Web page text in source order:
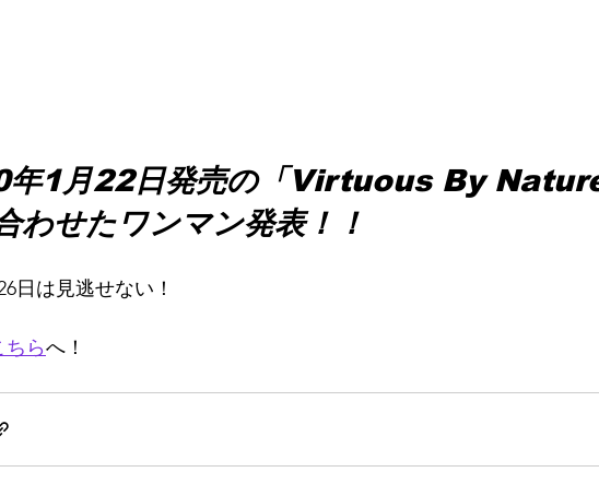
1月22日発売の「Virtuous By
わせたワンマン発表！！
日は見逃せない！
ちらへ！